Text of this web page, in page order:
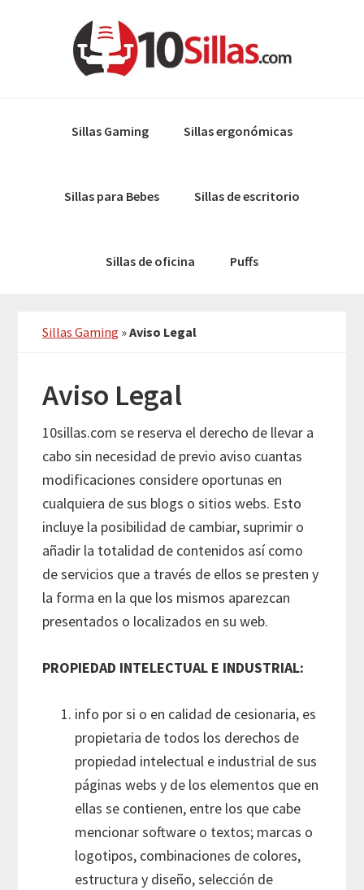
Sillas Gaming Sillas ergonómicas
Sillas para Bebes Sillas de escritorio
Sillas de oficina Puffs
Sillas Gaming »Aviso Legal
Aviso Legal
10sillas.com se reserva el derecho de llevar a
cabo sin necesidad de previo aviso cuantas
modificaciones considere oportunas en
cualquiera de sus blogs o sitios webs. Esto
incluye la posibilidad de cambiar, suprimir o
añadir la totalidad de contenidos así como
de servicios que a través de ellos se presten y
la forma en la que los mismos aparezcan
presentados o localizados en su web.
PROPIEDAD INTELECTUAL E INDUSTRIAL:
info por si o en calidad de cesionaria, es
propietaria de todos los derechos de
propiedad intelectual e industrial de sus
páginas webs y de los elementos que en
ellas se contienen, entre los que cabe
mencionar software o textos; marcas o
logotipos, combinaciones de colores,
estructura y diseño, selección de